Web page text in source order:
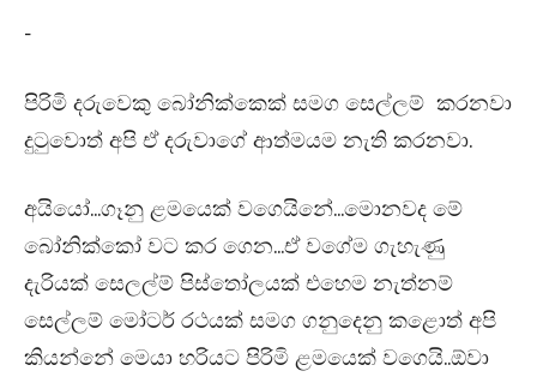
-
පිරිමි දරුවෙකු බෝනික්කෙක් සමග සෙල්ලම් කරනවා
දුටුවොත් අපි ඒ දරුවාගේ ආත්මයම නැති කරනවා.
අයියෝ…ගෑනු ළමයෙක් වගෙයිනේ…මොනවද මේ
බෝනික්කෝ වට කර ගෙන…ඒ වගේම ගැහැණු
දැරියක් සෙලල්ම් පිස්තෝලයක් එහෙම නැත්නම්
සෙල්ලම් මෝටර් රථයක් සමග ගනුදෙනු කළොත් අපි
කියන්නේ මෙයා හරියට පිරිමි ළමයෙක් වගෙයි..ඕවා